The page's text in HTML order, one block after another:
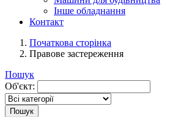
Інше обладнання
Контакт
Початкова сторінка
Правове застереження
Пошук
Об'єкт:
Пошук